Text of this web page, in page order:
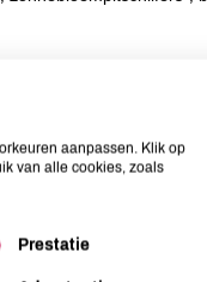
aanpassen. Klik op
van alle cookies, zoals
Prestatie